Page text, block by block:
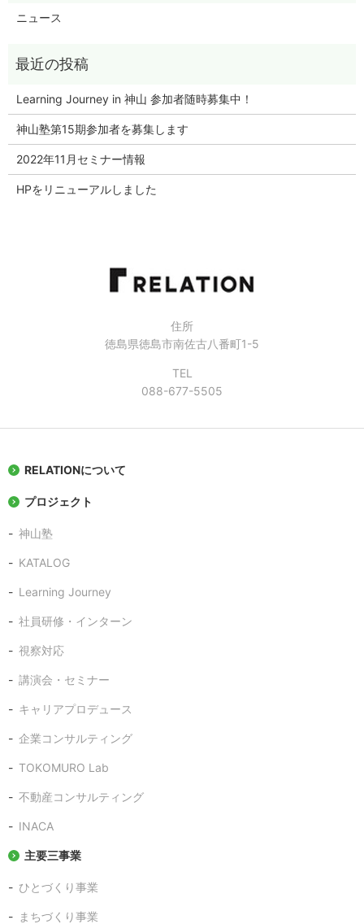
ニュース
Learning Journey in 神山 参加者随時募集中！
神山塾第15期参加者を募集します
2022年11月セミナー情報
HPをリニューアルしました
住所
徳島県徳島市南佐古八番町1-5
TEL
088-677-5505
RELATIONについて
プロジェクト
神山塾
KATALOG
Learning Journey
社員研修・インターン
視察対応
講演会・セミナー
キャリアプロデュース
企業コンサルティング
TOKOMURO Lab
不動産コンサルティング
INACA
主要三事業
ひとづくり事業
まちづくり事業